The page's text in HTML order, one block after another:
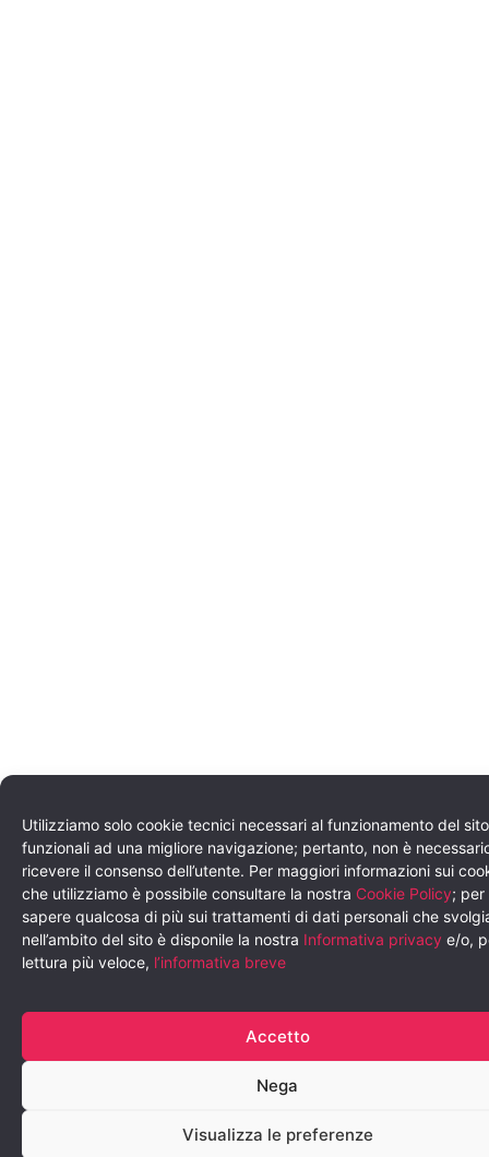
Utilizziamo solo cookie tecnici necessari al funzionamento del
funzionali ad una migliore navigazione; pertanto, non è
ricevere il consenso dell’utente. Per maggiori informazioni sui
che utilizziamo è possibile consultare la nostra Cookie Policy; per
sapere qualcosa di più sui trattamenti di dati personali che
nell’ambito del sito è disponile la nostra Informativa privacy e/o,
lettura più veloce, l’informativa breve
Accetto
Nega
Visualizza le preferenze